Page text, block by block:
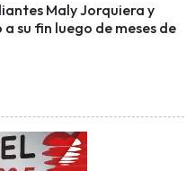
Maly Jorquiera y
su fin luego de meses de